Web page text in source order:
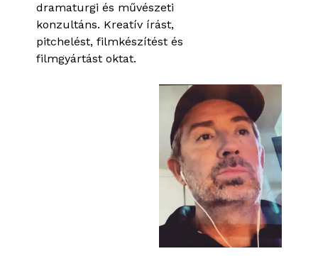
dramaturgi és művészeti
konzultáns. Kreatív írást,
pitchelést, filmkészítést és
filmgyártást oktat.